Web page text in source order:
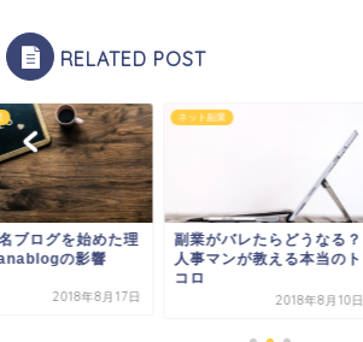
RELATED POST
ブログを始めた理
の影響
2018年8月17日
ネット副業
副業がバレたらどうなる？
人事マンが教える本当のト
コロ
2018年8月10日